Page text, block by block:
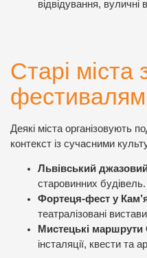
відвідування, вуличні
Старі міста
Деякі міста організовують
контекст із сучасними
Львівський
старовинних будівель.
Фортеця-фест у
театралізовані
Мистецькі маршрути
інсталяції, квести та